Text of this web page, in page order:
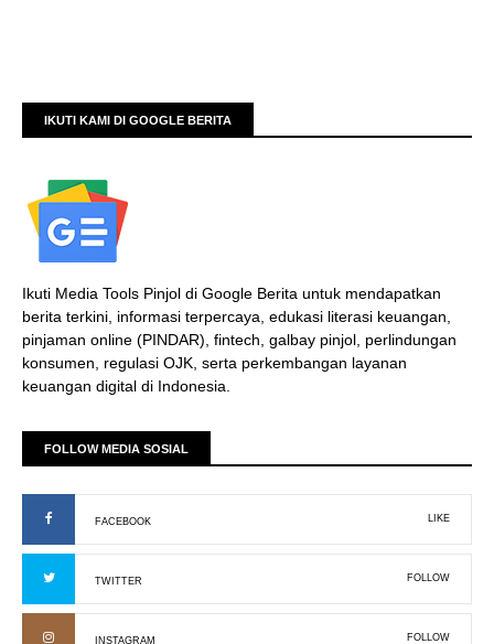
IKUTI KAMI DI GOOGLE BERITA
Ikuti Media Tools Pinjol di Google Berita untuk mendapatkan
berita terkini, informasi terpercaya, edukasi literasi keuangan,
pinjaman online (PINDAR), fintech, galbay pinjol, perlindungan
konsumen, regulasi OJK, serta perkembangan layanan
keuangan digital di Indonesia.
FOLLOW MEDIA SOSIAL
FACEBOOK LIKE
TWITTER FOLLOW
INSTAGRAM FOLLOW